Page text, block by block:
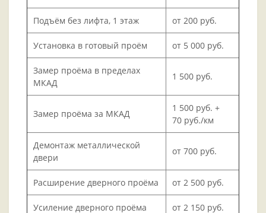
Подъём без лифта, 1 этаж от 200 руб.
Установка в готовый проём от 5 000 руб.
Замер проёма в пределах
МКАД
1 500 руб.
Замер проёма за МКАД
1 500 руб. +
70 руб./км
Демонтаж металлической
двери
от 700 руб.
Расширение дверного проёма от 2 500 руб.
Усиление дверного проёма от 2 150 руб.